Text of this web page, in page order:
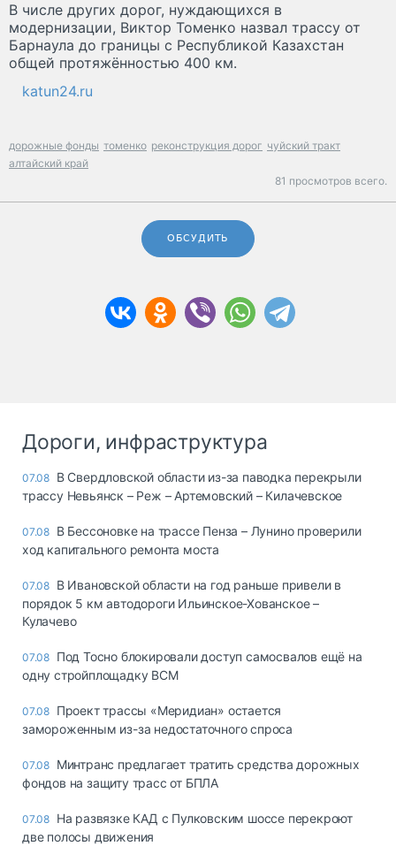
В числе других дорог, нуждающихся в
модернизации, Виктор Томенко назвал трассу от
Барнаула до границы с Республикой Казахстан
общей протяжённостью 400 км.
katun24.ru
дорожные фонды томенко реконструкция дорог чуйский тракт
алтайский край
81 просмотров всего.
ОБСУДИТЬ
Дороги, инфраструктура
07.08 В Свердловской области из-за паводка перекрыли
трассу Невьянск – Реж – Артемовский – Килачевское
07.08 В Бессоновке на трассе Пенза – Лунино проверили
ход капитального ремонта моста
07.08 В Ивановской области на год раньше привели в
порядок 5 км автодороги Ильинское-Хованское –
Кулачево
07.08 Под Тосно блокировали доступ самосвалов ещё на
одну стройплощадку ВСМ
07.08 Проект трассы «Меридиан» остается
замороженным из-за недостаточного спроса
07.08 Минтранс предлагает тратить средства дорожных
фондов на защиту трасс от БПЛА
07.08 На развязке КАД с Пулковским шоссе перекроют
две полосы движения